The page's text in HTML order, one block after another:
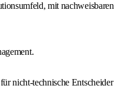
mit
nicht-technische